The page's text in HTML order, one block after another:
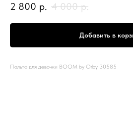
2 800 р. 4 000 р.
Добавить в
Пальто для девочки BOOM by Orby 30585